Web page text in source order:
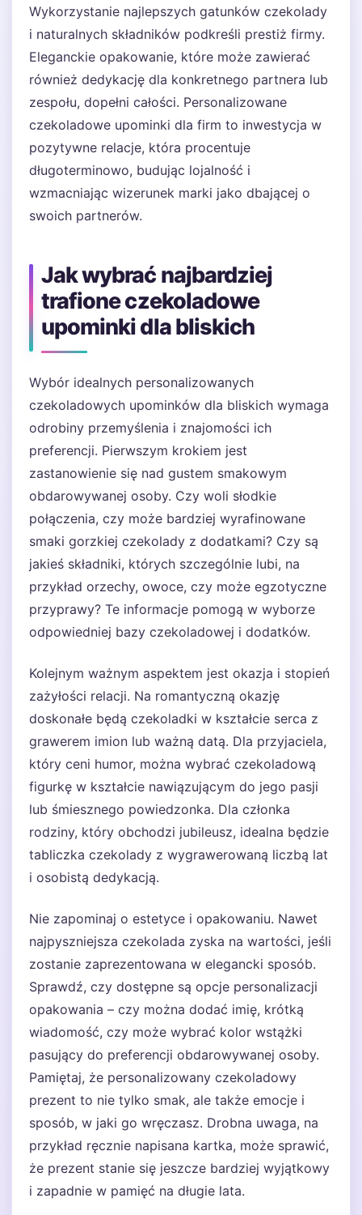
Wykorzystanie najlepszych gatunków czekolady
i naturalnych składników podkreśli prestiż firmy.
Eleganckie opakowanie, które może zawierać
również dedykację dla konkretnego partnera lub
zespołu, dopełni całości. Personalizowane
czekoladowe upominki dla firm to inwestycja w
pozytywne relacje, która procentuje
długoterminowo, budując lojalność i
wzmacniając wizerunek marki jako dbającej o
swoich partnerów.
Jak wybrać najbardziej
trafione czekoladowe
upominki dla bliskich
Wybór idealnych personalizowanych
czekoladowych upominków dla bliskich wymaga
odrobiny przemyślenia i znajomości ich
preferencji. Pierwszym krokiem jest
zastanowienie się nad gustem smakowym
obdarowywanej osoby. Czy woli słodkie
połączenia, czy może bardziej wyrafinowane
smaki gorzkiej czekolady z dodatkami? Czy są
jakieś składniki, których szczególnie lubi, na
przykład orzechy, owoce, czy może egzotyczne
przyprawy? Te informacje pomogą w wyborze
odpowiedniej bazy czekoladowej i dodatków.
Kolejnym ważnym aspektem jest okazja i stopień
zażyłości relacji. Na romantyczną okazję
doskonałe będą czekoladki w kształcie serca z
grawerem imion lub ważną datą. Dla przyjaciela,
który ceni humor, można wybrać czekoladową
figurkę w kształcie nawiązującym do jego pasji
lub śmiesznego powiedzonka. Dla członka
rodziny, który obchodzi jubileusz, idealna będzie
tabliczka czekolady z wygrawerowaną liczbą lat
i osobistą dedykacją.
Nie zapominaj o estetyce i opakowaniu. Nawet
najpyszniejsza czekolada zyska na wartości, jeśli
zostanie zaprezentowana w elegancki sposób.
Sprawdź, czy dostępne są opcje personalizacji
opakowania – czy można dodać imię, krótką
wiadomość, czy może wybrać kolor wstążki
pasujący do preferencji obdarowywanej osoby.
Pamiętaj, że personalizowany czekoladowy
prezent to nie tylko smak, ale także emocje i
sposób, w jaki go wręczasz. Drobna uwaga, na
przykład ręcznie napisana kartka, może sprawić,
że prezent stanie się jeszcze bardziej wyjątkowy
i zapadnie w pamięć na długie lata.